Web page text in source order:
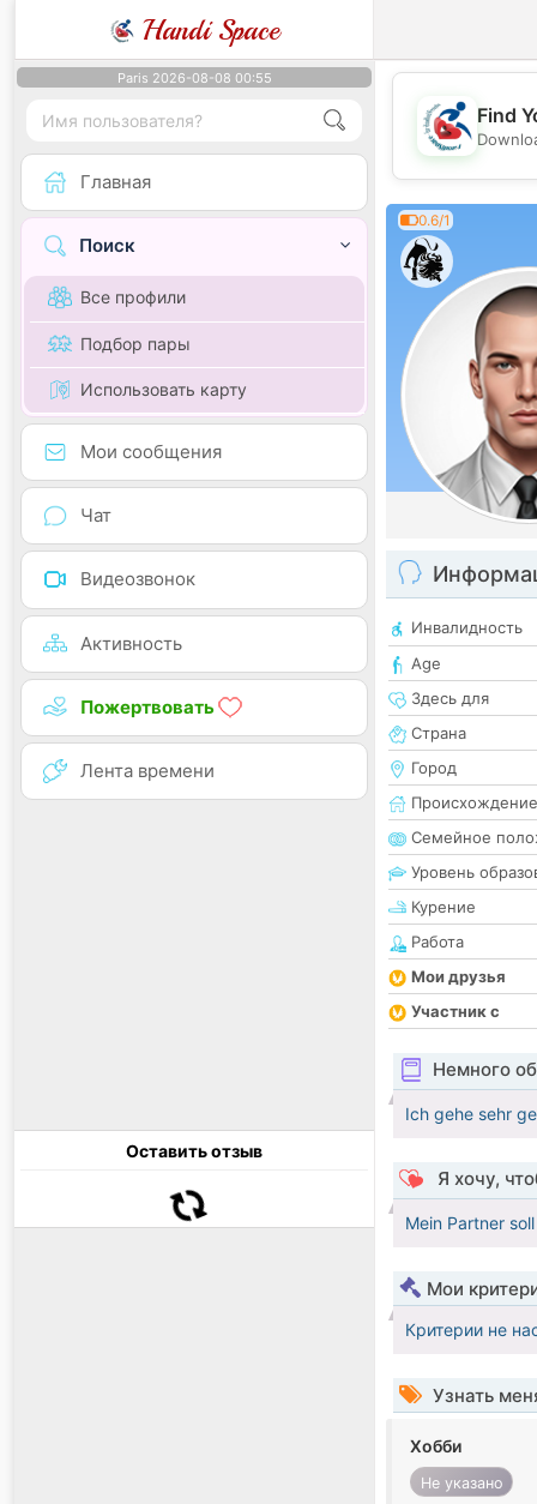
Handi Space
Paris 2026-08-08 00:55
Главная
Поиск
Все профили
Подбор пары
Использовать карту
Мои сообщения
Чат
Видеозвонок
Активность
Пожертвовать
Лента времени
Оставить отзыв
Find
0.6/1
Инвалидность
Age
Здесь для
Страна
Город
Происхождение
Семейное
Уровень
Курение
Работа
Мои друзья
Участник с
Немного
Ich gehe sehr
Я хочу,
Mein Partner
Мои
Критерии не
Узнать
Хобби
Не указано